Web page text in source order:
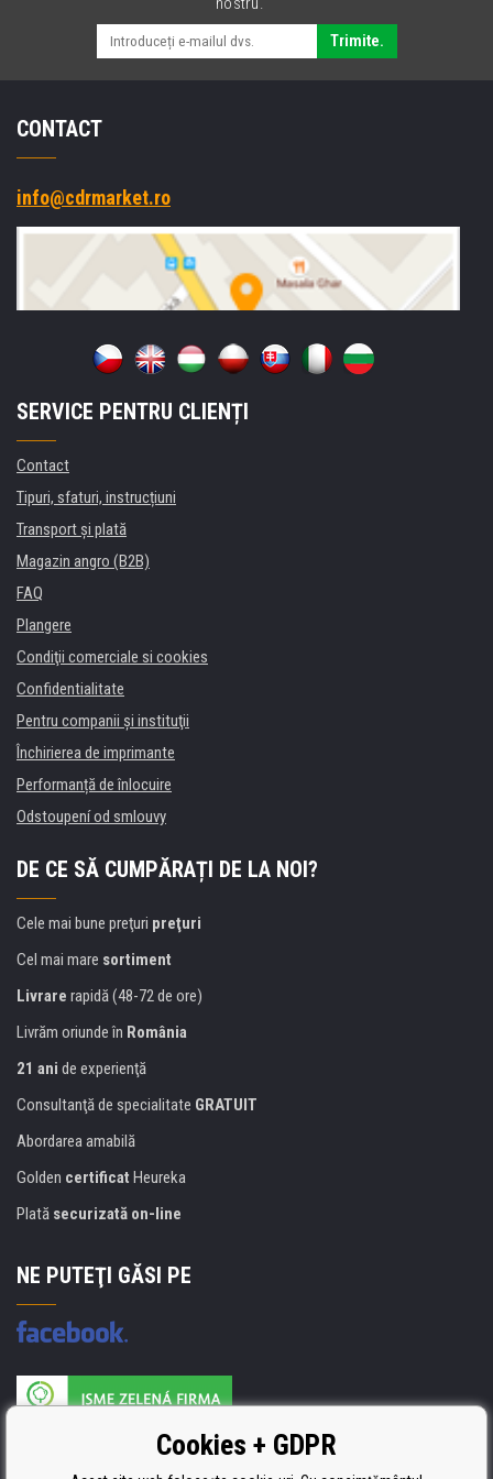
Trimite.
CONTACT
info@cdrmarket.ro
SERVICE PENTRU CLIENȚI
Contact
Tipuri, sfaturi, instrucțiuni
Transport şi plată
Magazin angro (B2B)
FAQ
Plangere
Condiţii comerciale si cookies
Confidentialitate
Pentru companii și instituţii
Închirierea de imprimante
Performanță de înlocuire
Odstoupení od smlouvy
DE CE SĂ CUMPĂRAȚI DE LA NOI?
Cele mai bune preţuri preţuri
Cel mai mare sortiment
Livrare rapidă (48-72 de ore)
Livrăm oriunde în România
21 ani de experienţă
Consultanţă de specialitate GRATUIT
Abordarea amabilă
Golden certificat Heureka
Plată securizată on-line
NE PUTEŢI GĂSI PE
Producătorul umpluturii de rezervă este certificat
ISO 9001, ISO 14001 şi STMC.Cookies + GDPR